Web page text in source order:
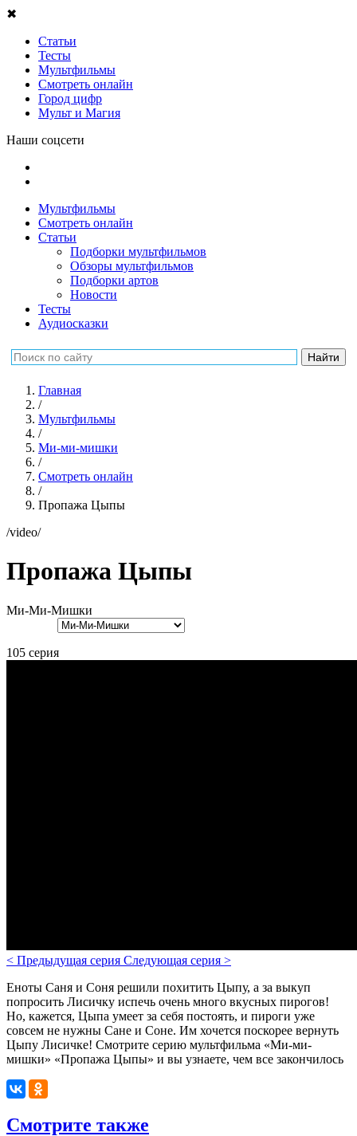
✖
Статьи
Тесты
Мультфильмы
Смотреть онлайн
Город цифр
Мульт и Магия
Наши соцсети
Мультфильмы
Смотреть онлайн
Статьи
Подборки мультфильмов
Обзоры мультфильмов
Подборки артов
Новости
Тесты
Аудиосказки
Главная
/
Мультфильмы
/
Ми-ми-мишки
/
Смотреть онлайн
/
Пропажа Цыпы
/video/
Пропажа Цыпы
Ми-Ми-Мишки
105 серия
< Предыдущая серия Следующая серия >
Еноты Саня и Соня решили похитить Цыпу, а за выкуп
попросить Лисичку испечь очень много вкусных пирогов!
Но, кажется, Цыпа умеет за себя постоять, и пироги уже
совсем не нужны Сане и Соне. Им хочется поскорее вернуть
Цыпу Лисичке! Смотрите серию мультфильма «Ми-ми-
мишки» «Пропажа Цыпы» и вы узнаете, чем все закончилось
Смотрите также